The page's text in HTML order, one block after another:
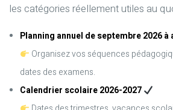
les catégories réellement utiles au
Planning annuel de septembre 2026 à
Organisez vos séquences
dates des examens.
Calendrier scolaire 2026-2027